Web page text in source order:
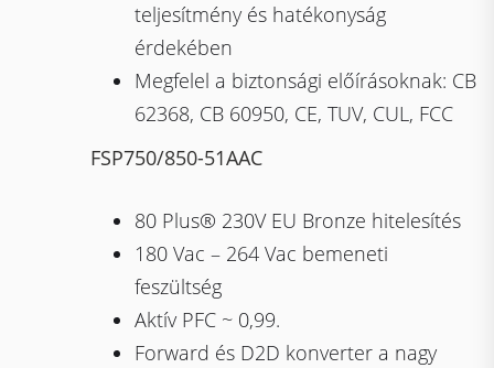
teljesítmény és hatékonyság
érdekében
Megfelel a biztonsági előírásoknak: CB
62368, CB 60950, CE, TUV, CUL, FCC
FSP750/850-51AAC
80 Plus® 230V EU Bronze hitelesítés
180 Vac – 264 Vac bemeneti
feszültség
Aktív PFC ~ 0,99.
Forward és D2D konverter a nagy